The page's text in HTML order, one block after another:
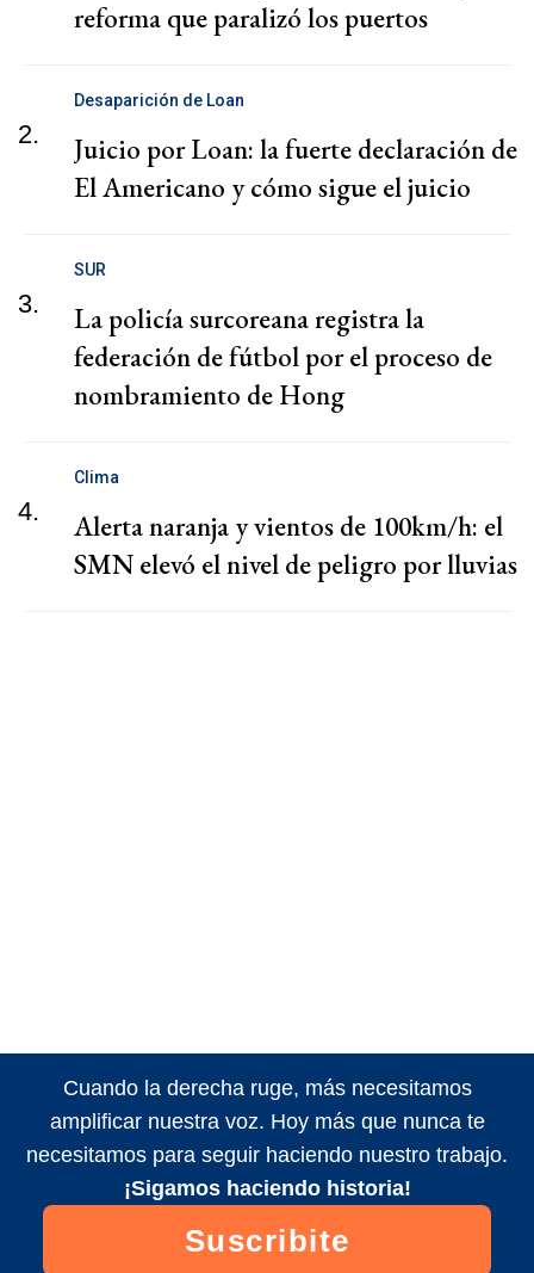
reforma que paralizó los puertos
2.
Desaparición de Loan
Juicio por Loan: la fuerte declaración de
El Americano y cómo sigue el juicio
3.
SUR
La policía surcoreana registra la
federación de fútbol por el proceso de
nombramiento de Hong
4.
Clima
Alerta naranja y vientos de 100km/h: el
SMN elevó el nivel de peligro por lluvias
Cuando la derecha ruge, más necesitamos
amplificar nuestra voz. Hoy más que nunca te
necesitamos para seguir haciendo nuestro trabajo.
¡Sigamos haciendo historia!
Suscribite